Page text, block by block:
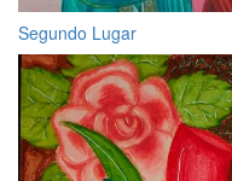
Segundo Lugar